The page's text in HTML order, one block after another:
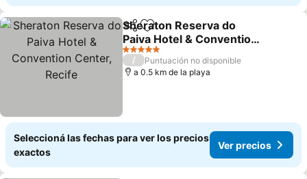
CompartirAñadir a favoritos
Sheraton Reserva do
Paiva Hotel & Convention
Center, Recife
Ver precios
5 Estrellas
/
Puntuación no disponible
a 0.5 km de la playa
Seleccioná las fechas para ver los precios
exactos
Ver precios